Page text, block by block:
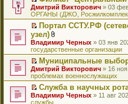
ю
б
щ
е
н
и
ю
м
у
с
о
о
б
щ
е
н
и
ю
т
а
н
н
о
м
у
с
о
о
б
щ
е
н
и
п
р
о
ч
и
т
а
н
н
о
м
у
с
о
о
о
м
у
н
е
п
р
о
ч
и
т
а
н
н
о
к
п
е
р
в
о
м
у
н
е
п
р
о
ч
и
й
т
и
к
п
е
р
в
о
м
у
н
е
п
П
е
р
й
т
и
к
п
е
р
в
о
м
Дмитрий Викторович » 03
ОРГАНЫ (ДЖО,
П
е
р
е
й
т
и
к
п
е
р
Портал ССТУ.РФ
узел)
В
л
о
ж
е
н
и
я
Владимир Черных » 03 янв
государственные организации
П
е
р
е
й
т
Муниципальные
Дмитрий Викторович » 16
проблемах военнослужащих
П
е
Служба в научных
Владимир Черных » 11 авг
службы